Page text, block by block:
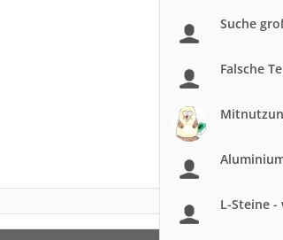
Suche
Falsche
L-Steine -